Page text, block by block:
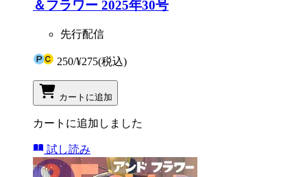
＆フラワー 2025年30号
先行配信
250/¥275(税込)
カートに追加
カートに追加しました
試し読み